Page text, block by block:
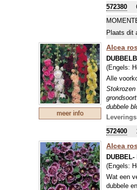
tweejarig,
572380
Plaats dit
meer info
Alcea
(Engels:
Alle
dubbele
tweejarig,
572400
Alcea
DUBBEL-
(Engels:
Wat een
dubbele